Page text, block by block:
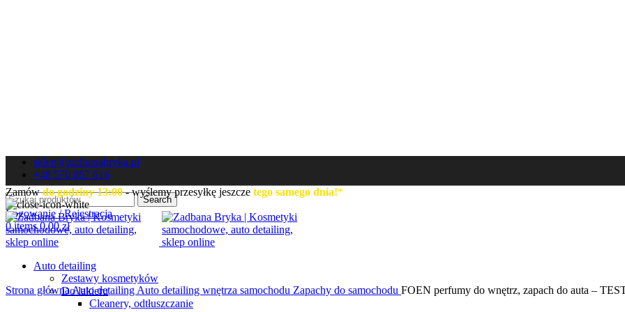
sklep@zadbanabryka.pl
+48 570 867 616
Search
Logowanie / Rejestracja
0items 0,00zł
Zamówdo godziny 13:00- wyślemy przesyłkę jeszcze tego samego dnia!*
Auto detailing
Zestawy kosmetyków
Do lakieru
Cleanery, odtłuszczanie
Strona głównaAuto detailing Auto detailing wnętrza samochodu Zapachy do samochodu FOEN perfumy do wnętrz, zapach do auta –